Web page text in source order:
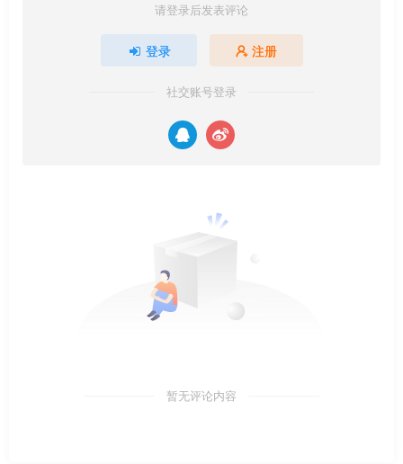
请登录后发表评论
登录 注册
社交账号登录
暂无评论内容